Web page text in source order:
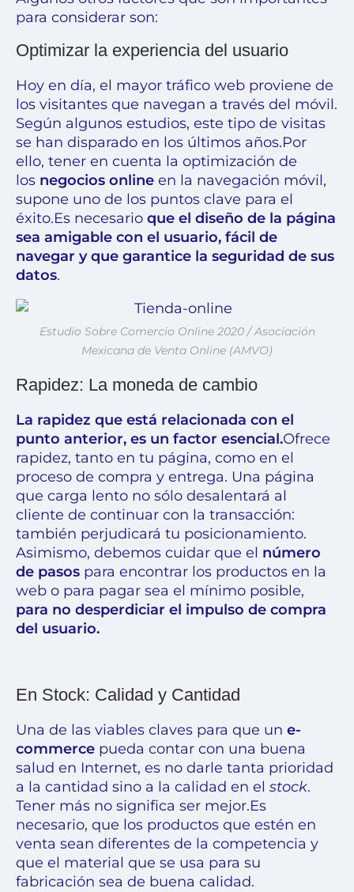
para considerar son:
Optimizar la experiencia del usuario
Hoy en día, el mayor tráfico web proviene de
los visitantes que navegan a través del móvil.
Según algunos estudios, este tipo de visitas
se han disparado en los últimos años.Por
ello, tener en cuenta la optimización de
los negocios online en la navegación móvil,
supone uno de los puntos clave para el
éxito.Es necesario que el diseño de la página
sea amigable con el usuario, fácil de
navegar y que garantice la seguridad de sus
datos.
Estudio Sobre Comercio Online 2020 / Asociación
Mexicana de Venta Online (AMVO)
Rapidez: La moneda de cambio
La rapidez que está relacionada con el
punto anterior, es un factor esencial.Ofrece
rapidez, tanto en tu página, como en el
proceso de compra y entrega. Una página
que carga lento no sólo desalentará al
cliente de continuar con la transacción:
también perjudicará tu posicionamiento.
Asimismo, debemos cuidar que el número
de pasos para encontrar los productos en la
web o para pagar sea el mínimo posible,
para no desperdiciar el impulso de compra
del usuario.
En Stock: Calidad y Cantidad
Una de las viables claves para que un e-
commerce pueda contar con una buena
salud en Internet, es no darle tanta prioridad
a la cantidad sino a la calidad en el stock.
Tener más no significa ser mejor.Es
necesario, que los productos que estén en
venta sean diferentes de la competencia y
que el material que se usa para su
fabricación sea de buena calidad.